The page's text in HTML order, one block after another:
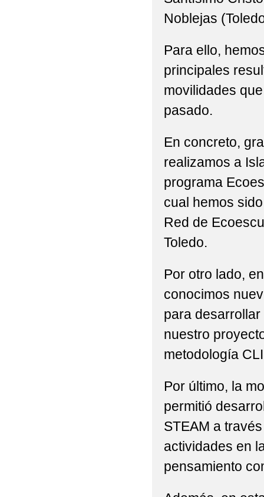
ACREDITACIÓN
AYUDA BECA LIBROS
AYUDAS EN
ABIERTO PERIODO
ADMISIÓN DE
BAREMACIÓN
CALENDARIO
CAMPEONATO
CELEBRAMOS EL
COMIENZO DE
CONVOCATORIA
CONVOCATORIA DE
CONVOCATORIA DE
CONVOCATORIA DE
CONVOCATORIA DE
DESPEDIDA VISITA
Noblejas
Para ello,
principales
movilidades
pasado.
En concreto,
realizamos a
programa
cual hemos
Red de
Toledo.
Por otro lado,
conocimos
para
nuestro
metodología
Por último, la
permitió
STEAM a
actividades en
pensamiento